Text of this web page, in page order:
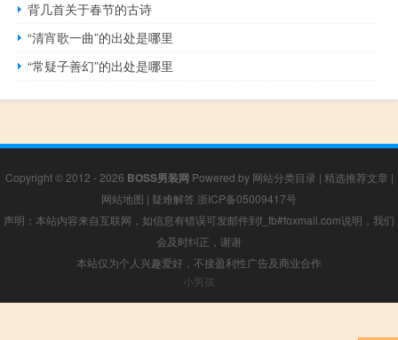
背几首关于春节的古诗
“清宵歌一曲”的出处是哪里
“常疑子善幻”的出处是哪里
Copyright © 2012 - 2026 BOSS男装网 Powered by 网站分类目录 | 精选推荐文章 |
网站地图 | 疑难解答 浙ICP备05009417号
声明：本站内容来自互联网，如信息有错误可发邮件到f_fb#foxmail.com说明，我们
会及时纠正，谢谢
本站仅为个人兴趣爱好，不接盈利性广告及商业合作
小男孩